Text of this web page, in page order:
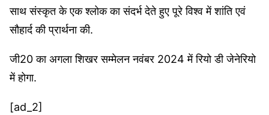
साथ संस्कृत के एक श्लोक का संदर्भ देते हुए पूरे विश्व में शांति एवं
सौहार्द की प्रार्थना की.
जी20 का अगला शिखर सम्मेलन नवंबर 2024 में रियो डी जेनेरियो
में होगा.
[ad_2]